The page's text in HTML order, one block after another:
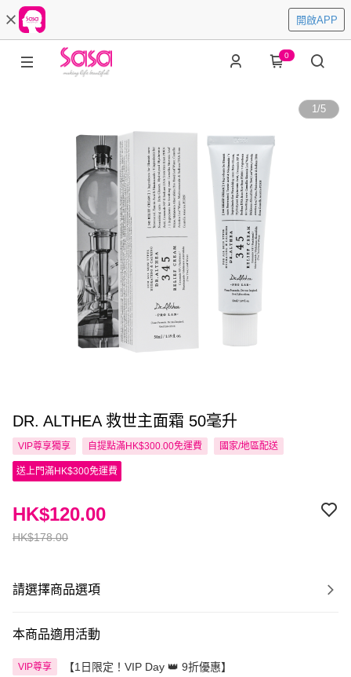
開啟APP
0
1/5
DR. ALTHEA 救世主面霜 50毫升
VIP尊享獨享 自提點滿HK$300.00免運費 國家/地區配送
送上門滿HK$300免運費
HK$178.00
HK$120.00
請選擇商品選項
本商品適用活動
VIP尊享 【1日限定！VIP Day 👑 9折優惠】